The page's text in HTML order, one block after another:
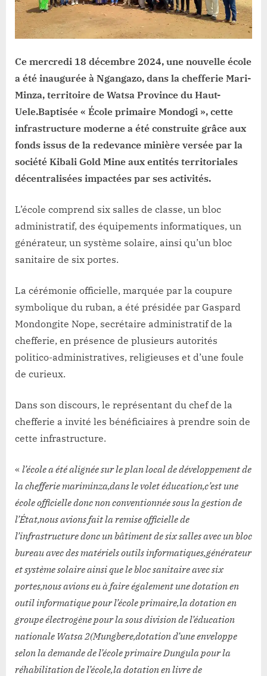
dans
la
chefferie
Minza
grâce
à
redevance
minière
Ce mercredi 18 décembre 2024, une nouvelle école
a été inaugurée à Ngangazo, dans la chefferie Mari-
Minza, territoire de Watsa Province du Haut-
Uele.Baptisée « École primaire Mondogi », cette
infrastructure moderne a été construite grâce aux
fonds issus de la redevance minière versée par la
société Kibali Gold Mine aux entités territoriales
décentralisées impactées par ses activités.
L’école comprend six salles de classe, un bloc
administratif, des équipements informatiques, un
générateur, un système solaire, ainsi qu’un bloc
sanitaire de six portes.
La cérémonie officielle, marquée par la coupure
symbolique du ruban, a été présidée par Gaspard
Mondongite Nope, secrétaire administratif de la
chefferie, en présence de plusieurs autorités
politico-administratives, religieuses et d’une foule
de curieux.
Dans son discours, le représentant du chef de la
chefferie a invité les bénéficiaires à prendre soin de
cette infrastructure.
« l’école a été alignée sur le plan local de développement de
la chefferie mariminza,dans le volet éducation,c’est une
école officielle donc non conventionnée sous la gestion de
l’État,nous avions fait la remise officielle de
l’infrastructure donc un bâtiment de six salles avec un bloc
bureau avec des matériels outils informatiques,générateur
et système solaire ainsi que le bloc sanitaire avec six
portes,nous avions eu à faire également une dotation en
outil informatique pour l’école primaire,la dotation en
groupe électrogène pour la sous division de l’éducation
nationale Watsa 2(Mungbere,dotation d’une enveloppe
selon la demande de l’école primaire Dungula pour la
réhabilitation de l’école,la dotation en livre de